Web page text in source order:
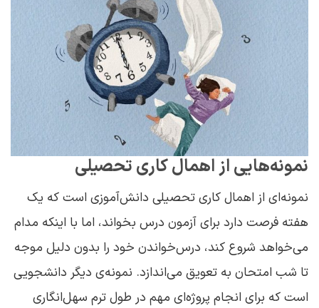
نمونه‌هایی از اهمال ‌کاری تحصیلی
نمونه‌ای از اهمال ‌کاری تحصیلی دانش‌آموزی است که یک
هفته فرصت دارد برای آزمون درس بخواند، اما با اینکه مدام
می‌خواهد شروع کند، درس‌خواندن خود را بدون دلیل موجه
تا شب امتحان به تعویق می‌اندازد. نمونه‌ی دیگر دانشجویی
است که برای انجام پروژه‌ای مهم در طول ترم سهل‌انگاری